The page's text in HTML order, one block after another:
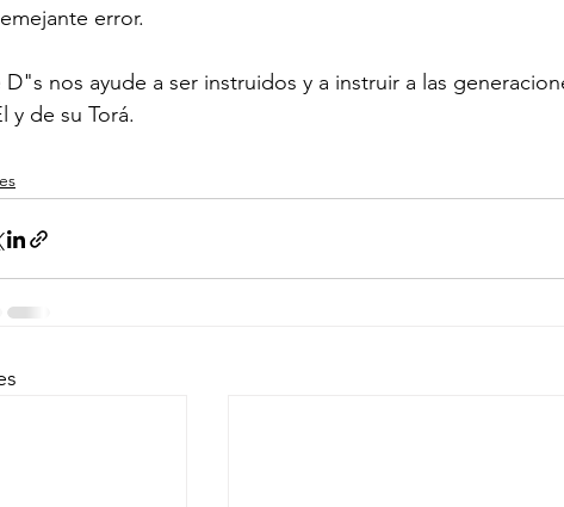
error.
D"s nos ayude a ser instruidos y a instruir a las
y de su Torá.